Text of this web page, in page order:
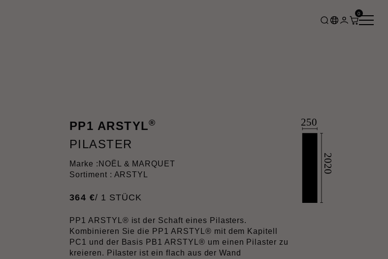
0
PP1 ARSTYL®
PILASTER
Marke : NOËL & MARQUET
Sortiment : ARSTYL
364 €/ 1 STÜCK
PP1 ARSTYL® ist der Schaft eines Pilasters.
Kombinieren Sie die PP1 ARSTYL® mit dem Kapitell
PC1 und der Basis PB1 ARSTYL® um einen Pilaster zu
kreieren. Pilaster ist ein flach aus der Wand